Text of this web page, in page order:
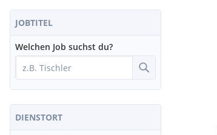
JOBTITEL
Welchen Job suchst du?
DIENSTORT